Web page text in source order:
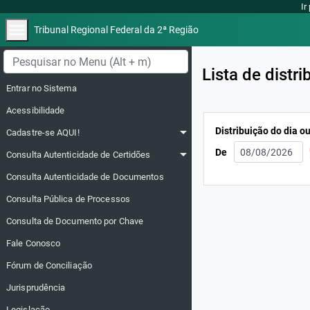
Ir
Tribunal Regional Federal da 2ª Região
Menu lateral
Entrar no Sistema
Acessibilidade
Cadastre-se AQUI! arrow_drop_down
Consulta Autenticidade de Certidões arrow_drop_down
Consulta Autenticidade de Documentos
Consulta Pública de Processos
Consulta de Documento por Chave
Fale Conosco
Fórum de Conciliação
Jurisprudência
Lista de
Distribuição do dia
De